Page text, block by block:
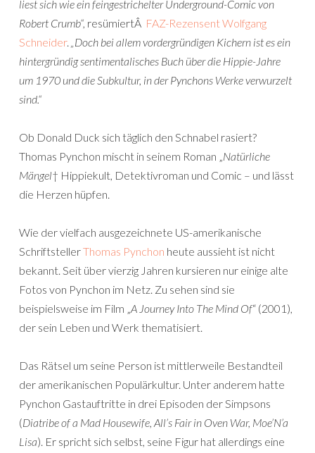
liest sich wie ein feingestrichelter Underground-Comic von
Robert Crumb“, resümiertÂ FAZ-Rezensent Wolfgang
Schneider. „Doch bei allem vordergründigen Kichern ist es ein
hintergründig sentimentalisches Buch über die Hippie-Jahre
um 1970 und die Subkultur, in der Pynchons Werke verwurzelt
sind.“
Ob Donald Duck sich täglich den Schnabel rasiert?
Thomas Pynchon mischt in seinem Roman „Natürliche
Mängel† Hippiekult, Detektivroman und Comic – und lässt
die Herzen hüpfen.
Wie der vielfach ausgezeichnete US-amerikanische
SchriftstellerThomas Pynchon heute aussieht ist nicht
bekannt. Seit über vierzig Jahren kursieren nur einige alte
Fotos von Pynchon im Netz. Zu sehen sind sie
beispielsweise im Film „A Journey Into The Mind Of“ (2001),
der sein Leben und Werk thematisiert.
Das Rätsel um seine Person ist mittlerweile Bestandteil
der amerikanischen Populärkultur. Unter anderem hatte
Pynchon Gastauftritte in drei Episoden der Simpsons
(Diatribe of a Mad Housewife, All’s Fair in Oven War, Moe’N’a
Lisa). Er spricht sich selbst, seine Figur hat allerdings eine